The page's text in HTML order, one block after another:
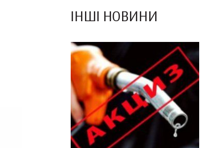
ІНШІ НОВИНИ